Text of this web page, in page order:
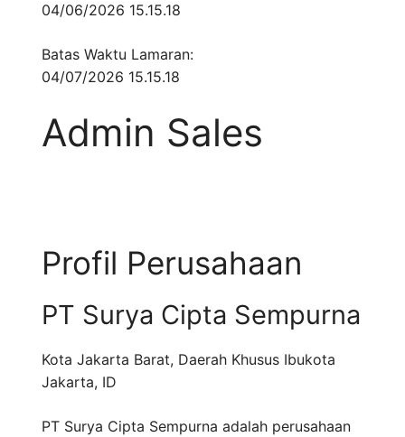
04/06/2026 15.15.18
Batas Waktu Lamaran:
04/07/2026 15.15.18
Admin Sales
Profil Perusahaan
PT Surya Cipta Sempurna
Kota Jakarta Barat, Daerah Khusus Ibukota
Jakarta, ID
PT Surya Cipta Sempurna adalah perusahaan